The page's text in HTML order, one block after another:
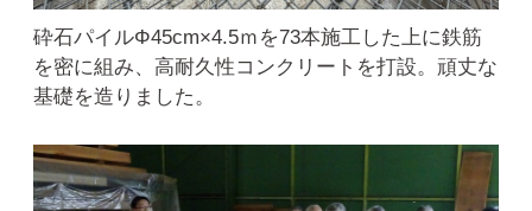
砕石パイルΦ45cm×4.5ｍを73本施工した上に鉄筋
を密に組み、高耐久性コンクリートを打設。頑丈な
基礎を造りました。